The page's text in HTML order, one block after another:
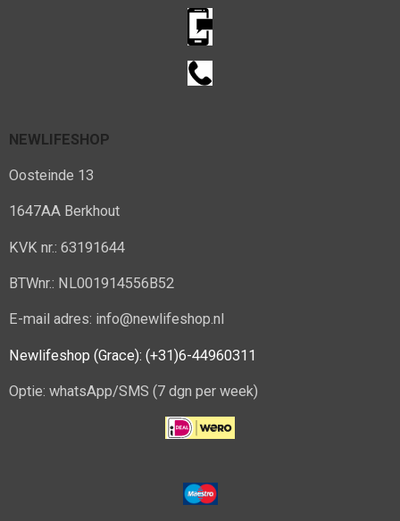
NEWLIFESHOP
Oosteinde 13
1647AA Berkhout
KVK nr.: 63191644
BTWnr.: NL001914556B52
E-mail adres: info@newlifeshop.nl
Newlifeshop (Grace): (+31)6-44960311
Optie: whatsApp/SMS (7 dgn per week)